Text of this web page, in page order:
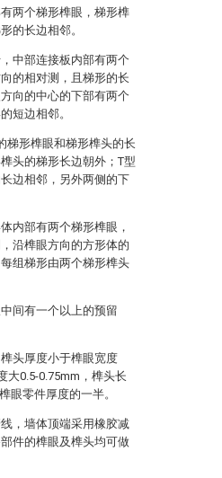
两个梯形榫眼，梯形榫
的长边相邻。
中部连接板内部有两个
的相对测，且梯形的长
向的中心的下部有两个
短边相邻。
梯形榫眼和梯形榫头的长
头的梯形长边朝外；T型
边相邻，另外两侧的下
内部有两个梯形榫眼，
沿榫眼方向的方形体的
组梯形由两个梯形榫头
间有一个以上的预留
头厚度小于榫眼宽度
大0.5-0.75mm，榫头长
眼零件厚度的一半。
，墙体顶端采用橡胶减
件的榫眼及榫头均可做